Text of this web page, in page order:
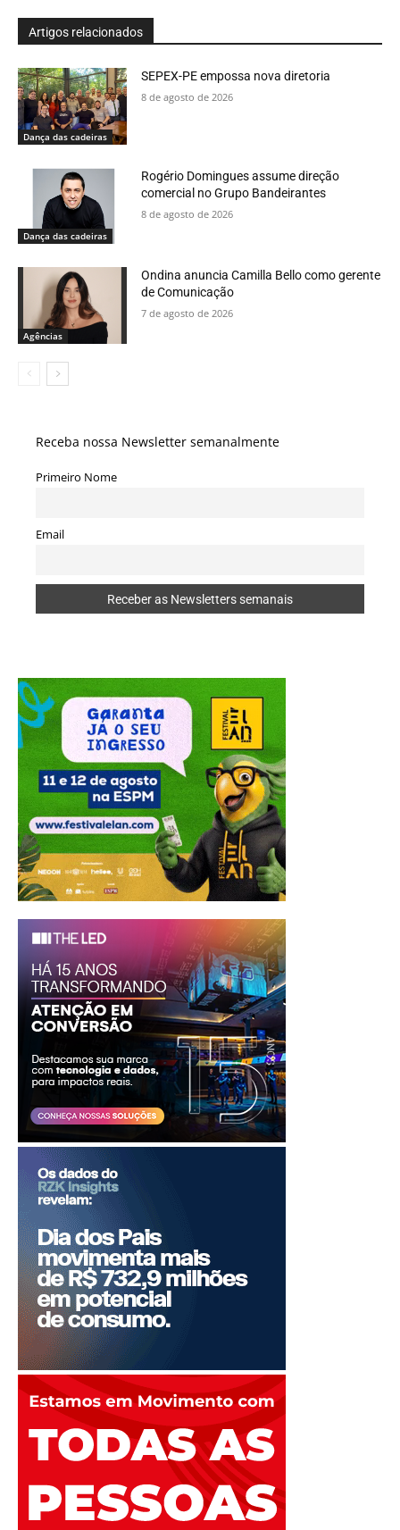
Artigos relacionados
Dança das cadeiras
SEPEX-PE empossa nova diretoria
8 de agosto de 2026
Dança das cadeiras
Rogério Domingues assume direção
comercial no Grupo Bandeirantes
8 de agosto de 2026
Agências
Ondina anuncia Camilla Bello como gerente
de Comunicação
7 de agosto de 2026
Receba nossa Newsletter semanalmente
Primeiro Nome
Email